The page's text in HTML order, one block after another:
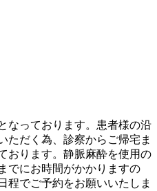
なっております。患者様の沿
ただく為、診察からご帰宅ま
おります。静脈麻酔を使用の
でにお時間がかかりますの
程でご予約をお願いいたしま